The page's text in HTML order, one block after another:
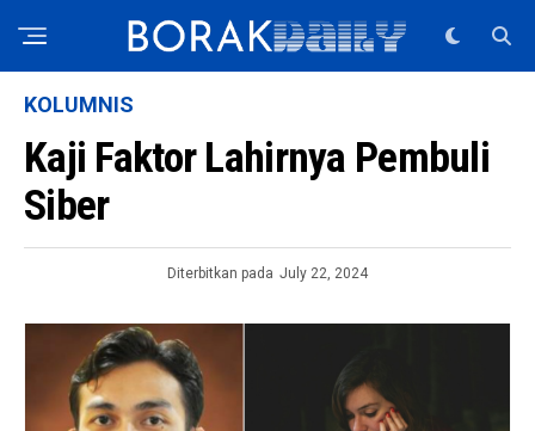
KOLUMNIS
Kaji Faktor Lahirnya Pembuli
Siber
Diterbitkan pada July 22, 2024